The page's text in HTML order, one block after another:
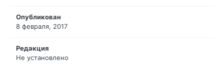
Опубликован
8 февраля, 2017
Редакция
Не установлено